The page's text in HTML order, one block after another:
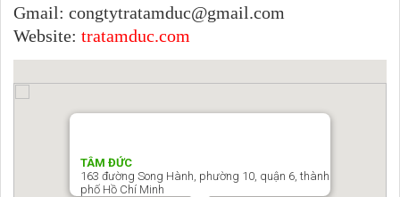
Gmail: congtytratamduc@gmail.com
Website: tratamduc.com
TÂM ĐỨC
163 đường Song Hành, phường 10, quận 6, thành
phố Hồ Chí Minh